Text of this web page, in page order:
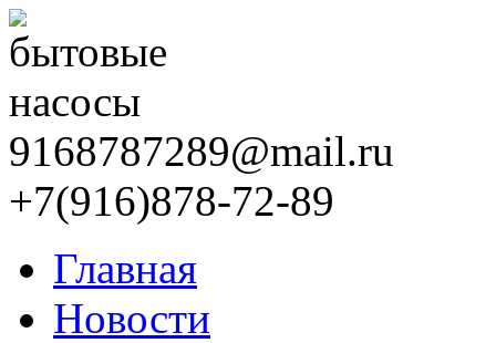
9168787289@mail.ru
+7(916)878-72-89
Главная
Новости